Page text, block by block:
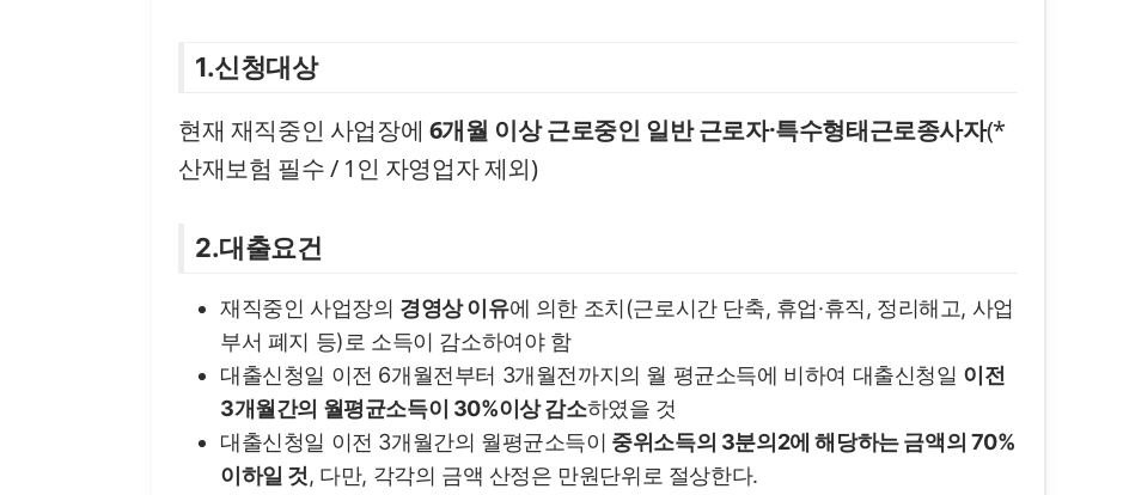
1.신청대상
현재 재직중인 사업장에 6개월 이상 근로중인 일반 근로자·특수형태근로종사자(*
산재보험 필수 / 1인 자영업자 제외)
2.대출요건
재직중인 사업장의 경영상 이유에 의한 조치(근로시간 단축, 휴업·휴직, 정리해고, 사업
부서 폐지 등)로 소득이 감소하여야 함
대출신청일 이전 6개월전부터 3개월전까지의 월 평균소득에 비하여 대출신청일 이전
3개월간의 월평균소득이 30%이상 감소하였을 것
대출신청일 이전 3개월간의 월평균소득이 중위소득의 3분의2에 해당하는 금액의 70%
이하일 것, 다만, 각각의 금액 산정은 만원단위로 절상한다.